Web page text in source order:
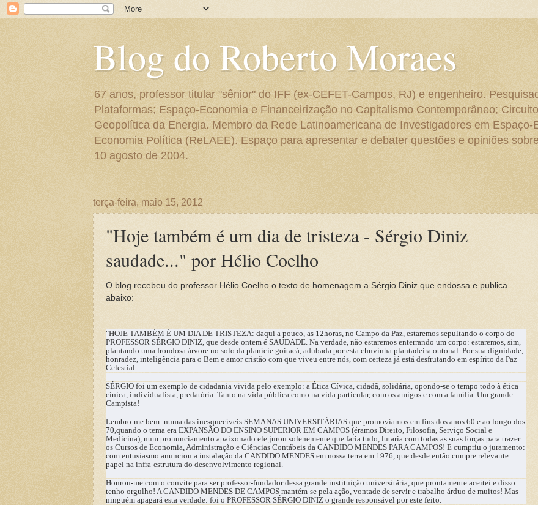
Blog do Roberto Moraes
67 anos, professor titular "sênior" do IFF (ex-CEFET-Campos, RJ) e engenheiro.
Plataformas; Espaço-Economia e Financeirização no Capitalismo Contemporâneo;
Geopolítica da Energia. Membro da Rede Latinoamericana de Investigadores em
Economia Política (ReLAEE). Espaço para apresentar e debater questões e opiniões
10 agosto de 2004.
terça-feira, maio 15, 2012
"Hoje também é um dia de tristeza - Sérgio Diniz
saudade..." por Hélio Coelho
O blog recebeu do professor Hélio Coelho o texto de homenagem a Sérgio Diniz que endossa e publica
abaixo:
"HOJE TAMBÉM É UM DIA DE TRISTEZA: daqui a pouco, as 12horas, no Campo da Paz, estaremos sepultando o corpo do
PROFESSOR SÉRGIO DINIZ, que desde ontem é SAUDADE. Na verdade, não estaremos enterrando um corpo: estaremos, sim,
plantando uma frondosa árvore no solo da planície goitacá, adubada por esta chuvinha plantadeira outonal. Por sua dignidade,
honradez, inteligência para o Bem e amor cristão com que viveu entre nós, com certeza já está desfrutando em espírito da Paz
Celestial.
SÉRGIO foi um exemplo de cidadania vivida pelo exemplo: a Ética Cívica, cidadã, solidária, opondo-se o tempo todo à ética
cínica, individualista, predatória. Tanto na vida pública como na vida particular, com os amigos e com a família. Um grande
Campista!
Lembro-me bem: numa das inesquecíveis SEMANAS UNIVERSITÁRIAS que promovíamos em fins dos anos 60 e ao longo dos
70,quando o tema era EXPANSÃO DO ENSINO SUPERIOR EM CAMPOS (éramos Direito, Filosofia, Serviço Social e
Medicina), num pronunciamento apaixonado ele jurou solenemente que faria tudo, lutaria com todas as suas forças para trazer
os Cursos de Economia, Administração e Ciências Contábeis da CANDIDO MENDES PARA CAMPOS! E cumpriu o juramento:
com entusiasmo anunciou a instalação da CANDIDO MENDES em nossa terra em 1976, que desde então cumpre relevante
papel na infra-estrutura do desenvolvimento regional.
Honrou-me com o convite para ser professor-fundador dessa grande instituição universitária, que prontamente aceitei e disso
tenho orgulho! A CANDIDO MENDES DE CAMPOS mantém-se pela ação, vontade de servir e trabalho árduo de muitos! Mas
ninguém apagará esta verdade: foi o PROFESSOR SÉRGIO DINIZ o grande responsável por este feito.